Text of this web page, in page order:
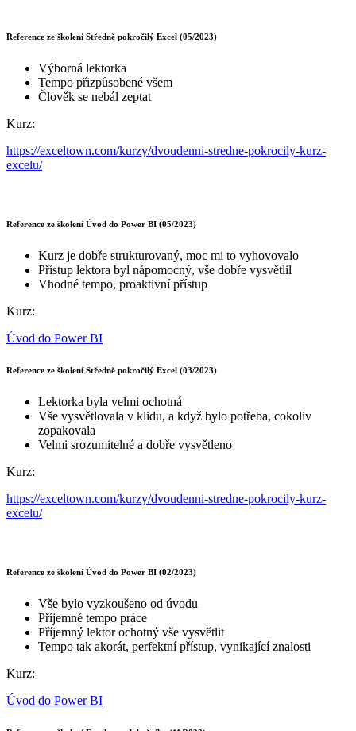
Reference ze školení Středně pokročilý Excel (05/2023)
Výborná lektorka
Tempo přizpůsobené všem
Člověk se nebál zeptat
Kurz:
https://exceltown.com/kurzy/dvoudenni-stredne-pokrocily-kurz-
excelu/
Reference ze školení Úvod do Power BI (05/2023)
Kurz je dobře strukturovaný, moc mi to vyhovovalo
Přístup lektora byl nápomocný, vše dobře vysvětlil
Vhodné tempo, proaktivní přístup
Kurz:
Úvod do Power BI
Reference ze školení Středně pokročilý Excel (03/2023)
Lektorka byla velmi ochotná
Vše vysvětlovala v klidu, a když bylo potřeba, cokoliv
zopakovala
Velmi srozumitelné a dobře vysvětleno
Kurz:
https://exceltown.com/kurzy/dvoudenni-stredne-pokrocily-kurz-
excelu/
Reference ze školení Úvod do Power BI (02/2023)
Vše bylo vyzkoušeno od úvodu
Příjemné tempo práce
Příjemný lektor ochotný vše vysvětlit
Tempo tak akorát, perfektní přístup, vynikající znalosti
Kurz:
Úvod do Power BI